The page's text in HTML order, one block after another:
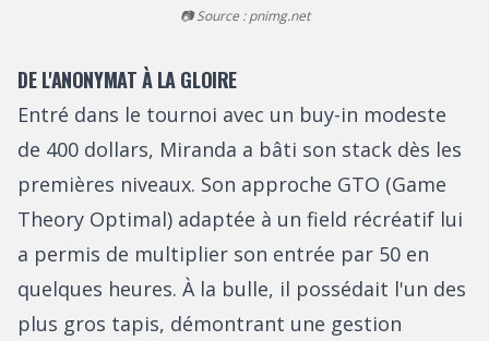
📷 Source : pnimg.net
DE L'ANONYMAT À LA GLOIRE
Entré dans le tournoi avec un buy-in modeste
de 400 dollars, Miranda a bâti son stack dès les
premières niveaux. Son approche GTO (Game
Theory Optimal) adaptée à un field récréatif lui
a permis de multiplier son entrée par 50 en
quelques heures. À la bulle, il possédait l'un des
plus gros tapis, démontrant une gestion